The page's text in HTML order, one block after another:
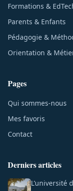
Formations &
Parents & Enfants
Pédagogie &
Orientation &
Pages
Qui sommes-nous
Mes favoris
Contact
Derniers articles
L’université